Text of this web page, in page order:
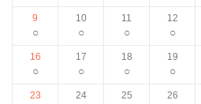
9
○
10
○
11
○
12
○
16
○
17
○
18
○
19
○
23 24 25 26